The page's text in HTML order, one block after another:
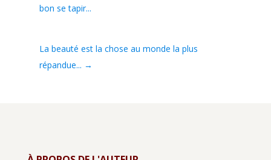
bon se tapir...
La beauté est la chose au monde la plus
répandue... →